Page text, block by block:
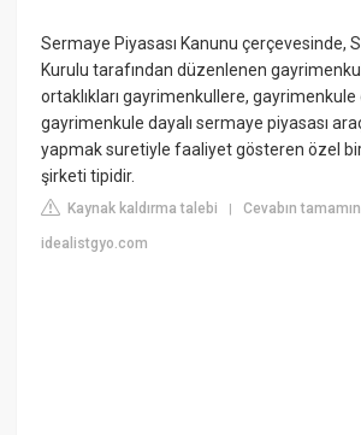
Sermaye Piyasası Kanunu çerçevesinde,
Kurulu tarafından düzenlenen gayrimenkul
ortaklıkları gayrimenkullere, gayrimenkule
gayrimenkule dayalı sermaye piyasası
yapmak suretiyle faaliyet gösteren özel
şirketi tipidir.
Kaynak kaldırma talebi |Cevabın
idealistgyo.com